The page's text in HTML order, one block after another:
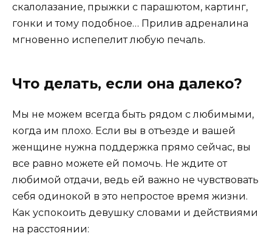
скалолазание, прыжки с парашютом, картинг,
гонки и тому подобное… Прилив адреналина
мгновенно испепелит любую печаль.
Что делать, если она далеко?
Мы не можем всегда быть рядом с любимыми,
когда им плохо. Если вы в отъезде и вашей
женщине нужна поддержка прямо сейчас, вы
все равно можете ей помочь. Не ждите от
любимой отдачи, ведь ей важно не чувствовать
себя одинокой в ​​это непростое время жизни.
Как успокоить девушку словами и действиями
на расстоянии: